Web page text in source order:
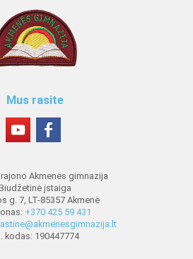
Mus rasite
Akmenės gimnazija
įstaiga
g. 7, LT-85357 Akmenė
+370 425 59 431
kodas: 190447774